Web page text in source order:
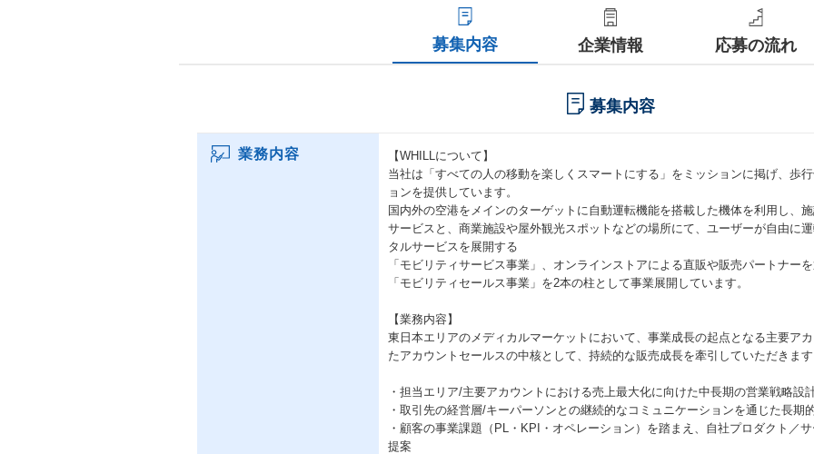
募集内容 企業情報 応募の流れ
募集内容
業務内容
【WHILLについて】
当社は「すべての人の移動を楽しくスマートにする」をミッションに掲げ、歩
ョンを提供しています。
国内外の空港をメインのターゲットに自動運転機能を搭載した機体を利用し、
サービスと、商業施設や屋外観光スポットなどの場所にて、ユーザーが自由に
タルサービスを展開する
「モビリティサービス事業」、オンラインストアによる直販や販売パートナー
「モビリティセールス事業」を2本の柱として事業展開しています。
【業務内容】
東日本エリアのメディカルマーケットにおいて、事業成長の起点となる主要ア
たアカウントセールスの中核として、持続的な販売成長を牽引していただきま
・担当エリア/主要アカウントにおける売上最大化に向けた中長期の営業戦略設
・取引先の経営層/キーパーソンとの継続的なコミュニケーションを通じた長期
・顧客の事業課題（PL・KPI・オペレーション）を踏まえ、自社プロダクト／
提案